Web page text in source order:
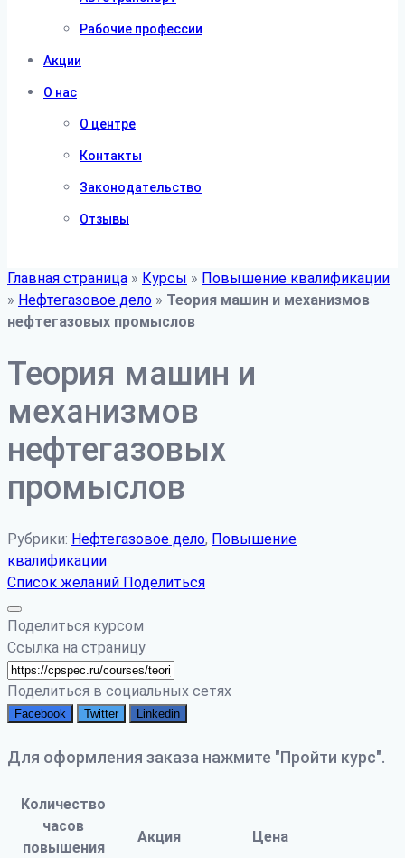
Рабочие профессии
Акции
О нас
О центре
Контакты
Законодательство
Отзывы
Главная страница » Курсы » Повышение квалификации
» Нефтегазовое дело » Теория машин и механизмов
нефтегазовых промыслов
Теория машин и
механизмов
нефтегазовых
промыслов
Рубрики: Нефтегазовое дело, Повышение
квалификации
Список желаний Поделиться
Поделиться курсом
Ссылка на страницу
Поделиться в социальных сетях
Facebook Twitter Linkedin
Для оформления заказа нажмите "Пройти курс".
Количество
часов
повышения
Акция Цена